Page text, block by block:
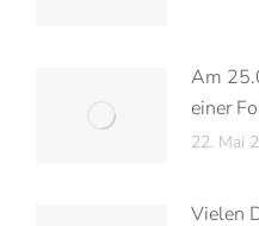
Am
einer
22. Mai
Vielen